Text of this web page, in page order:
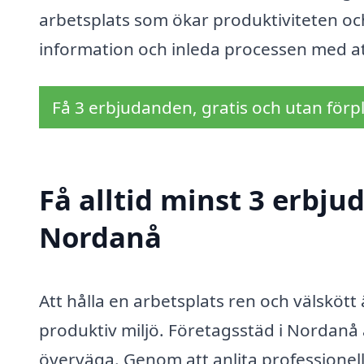
arbetsplats som ökar produktiviteten
information och inleda processen med
Få 3 erbjudanden, gratis och utan
Få alltid minst 3
Nordanå
Att hålla en arbetsplats ren och
produktiv miljö. Företagsstäd i
överväga. Genom att anlita